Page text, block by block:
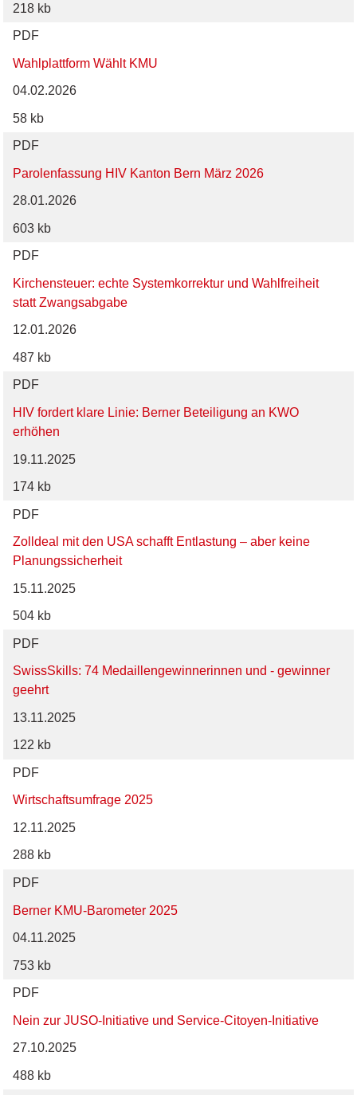
218 kb
PDF
Wahlplattform Wählt KMU
04.02.2026
58 kb
PDF
Parolenfassung HIV Kanton Bern März 2026
28.01.2026
603 kb
PDF
Kirchensteuer: echte Systemkorrektur und Wahlfreiheit
statt Zwangsabgabe
12.01.2026
487 kb
PDF
HIV fordert klare Linie: Berner Beteiligung an KWO
erhöhen
19.11.2025
174 kb
PDF
Zolldeal mit den USA schafft Entlastung – aber keine
Planungssicherheit
15.11.2025
504 kb
PDF
SwissSkills: 74 Medaillengewinnerinnen und - gewinner
geehrt
13.11.2025
122 kb
PDF
Wirtschaftsumfrage 2025
12.11.2025
288 kb
PDF
Berner KMU-Barometer 2025
04.11.2025
753 kb
PDF
Nein zur JUSO-Initiative und Service-Citoyen-Initiative
27.10.2025
488 kb